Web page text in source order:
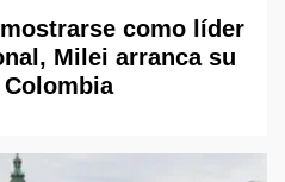
como líder
Milei arranca su